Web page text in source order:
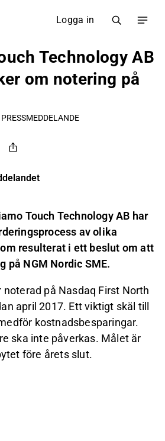
Logga in
Technology AB
om notering på
Touch Technology AB har
av olika
resulterat i ett beslut om att
på NGM Nordic SME.
på Nasdaq First North
april 2017. Ett viktigt skäl till
kostnadsbesparingar.
ska inte påverkas. Målet är
före årets slut.